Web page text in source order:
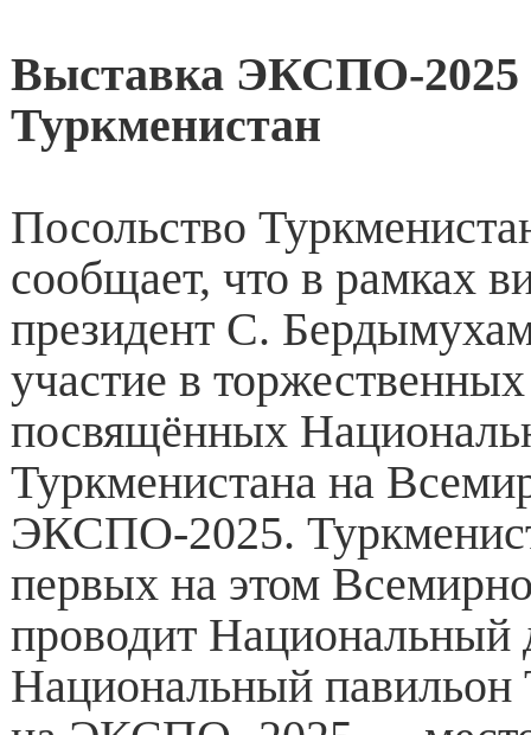
Выставка ЭКСПО-2025
Туркменистан
Посольство
сообщает, что в рамках
президент С.
участие в
посвящённых
Туркменистана на
ЭКСПО-2025.
первых на этом
проводит Национальный
Национальный павильон